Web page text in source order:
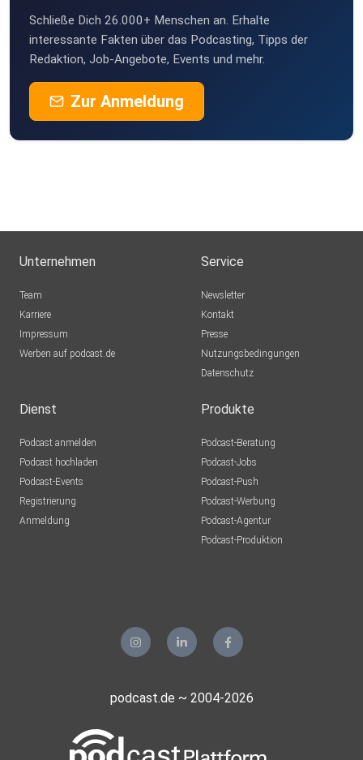
Schließe Dich 26.000+ Menschen an. Erhalte
interessante Fakten über das Podcasting, Tipps der
Redaktion, Job-Angebote, Events und mehr.
Zur Anmeldung
Unternehmen
Team
Karriere
Impressum
Werben auf podcast.de
Service
Newsletter
Kontakt
Presse
Nutzungsbedingungen
Datenschutz
Dienst
Podcast anmelden
Podcast hochladen
Podcast-Events
Registrierung
Anmeldung
Produkte
Podcast-Beratung
Podcast-Jobs
Podcast-Push
Podcast-Werbung
Podcast-Agentur
Podcast-Produktion
podcast.de ~ 2004-2026